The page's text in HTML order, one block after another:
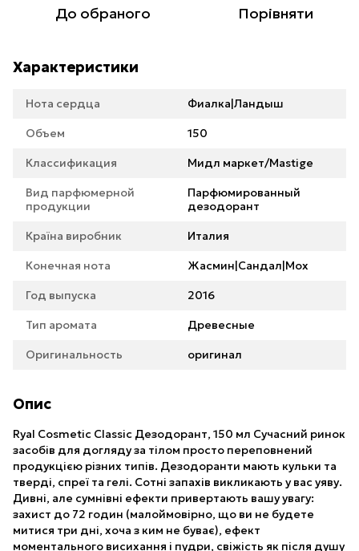
До обраного Порівняти
Характеристики
Нота сердца Фиалка|Ландыш
Объем 150
Классификация Мидл маркет/Mastige
Вид парфюмерной
продукции
Парфюмированный
дезодорант
Країна виробник Италия
Конечная нота Жасмин|Сандал|Мох
Год выпуска 2016
Тип аромата Древесные
Оригинальность оригинал
Опис
Ryal Cosmetic Classic Дезодорант, 150 мл Сучасний ринок
засобів для догляду за тілом просто переповнений
продукцією різних типів. Дезодоранти мають кульки та
тверді, спреї та гелі. Сотні запахів викликають у вас уяву.
Дивні, але сумнівні ефекти привертають вашу увагу:
захист до 72 годин (малоймовірно, що ви не будете
митися три дні, хоча з ким не буває), ефект
моментального висихання і пудри, свіжість як після душу